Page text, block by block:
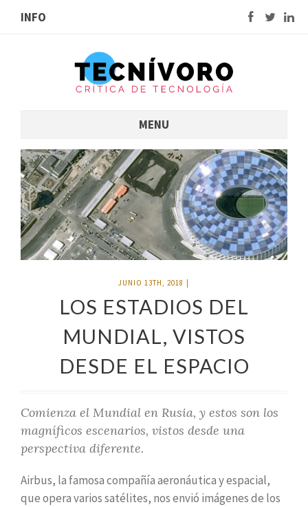
INFO
MENU
JUNIO 13TH, 2018
LOS ESTADIOS DEL
MUNDIAL, VISTOS
DESDE EL ESPACIO
Comienza el Mundial en Rusia, y estos son los
magníficos escenarios, vistos desde una
perspectiva diferente.
Airbus, la famosa compañía aeronáutica y espacial,
que opera varios satélites, nos envió imágenes de los